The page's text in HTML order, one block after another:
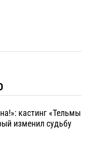
кастинг «Тельмы
изменил судьбу